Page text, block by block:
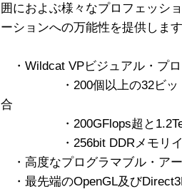
囲におよぶ様々なプロフェッシ
ーションへの万能性を提供しま
・Wildcat VPビジュアル・プ
・200個以上の32ビットプ
合
・200GFlops超と
・256bit DDRメモリイン
・高度なプログラマブル・ア
・最先端のOpenGL及び